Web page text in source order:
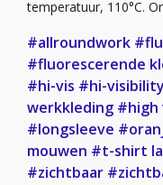
temperatuur, 110°C.
#allroundwork
#fluorescerende
#hi-vis #hi-visibility
werkkleding #high
#longsleeve
mouwen #t-shirt
#zichtbaar